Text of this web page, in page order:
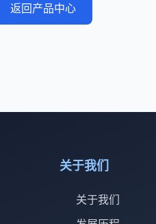
返回产品中心
关于我们
关于我们